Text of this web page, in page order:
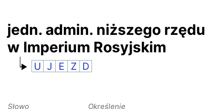
jedn. admin. niższego rzędu
w Imperium Rosyjskim
U J E Z D
Słowo Określenie